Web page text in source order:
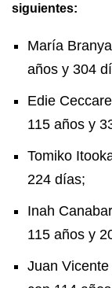
siguientes:
María
años y 304
Edie
115 años y
Tomiko
224 días;
Inah
115 años y
Juan